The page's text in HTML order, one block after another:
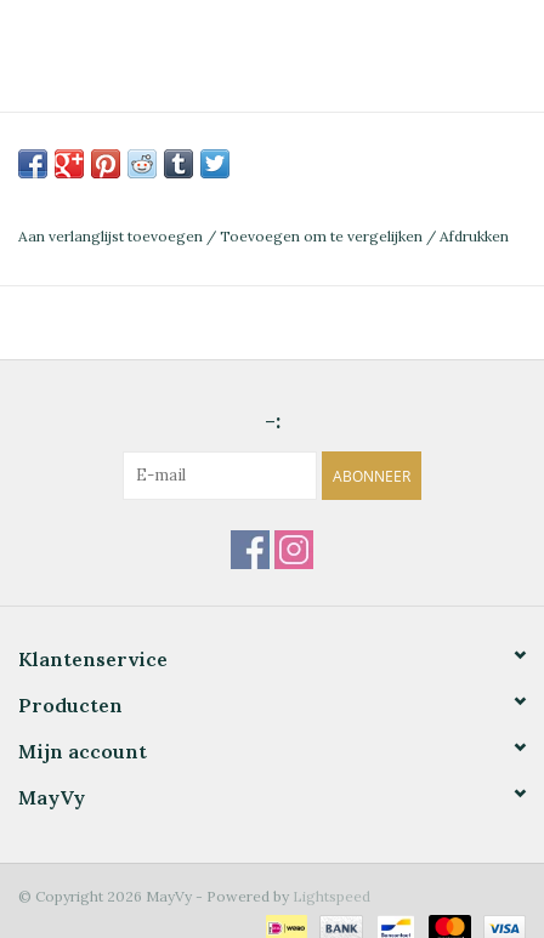
Aan verlanglijst toevoegen / Toevoegen om te vergelijken / Afdrukken
-:
ABONNEER
Klantenservice
Producten
Mijn account
MayVy
© Copyright 2026 MayVy - Powered by Lightspeed